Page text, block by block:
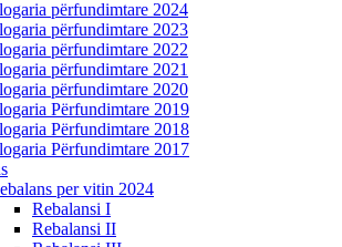
përfundimtare 2024
përfundimtare 2023
përfundimtare 2022
përfundimtare 2021
përfundimtare 2020
Përfundimtare 2019
Përfundimtare 2018
Përfundimtare 2017
per vitin 2024
Rebalansi I
Rebalansi II